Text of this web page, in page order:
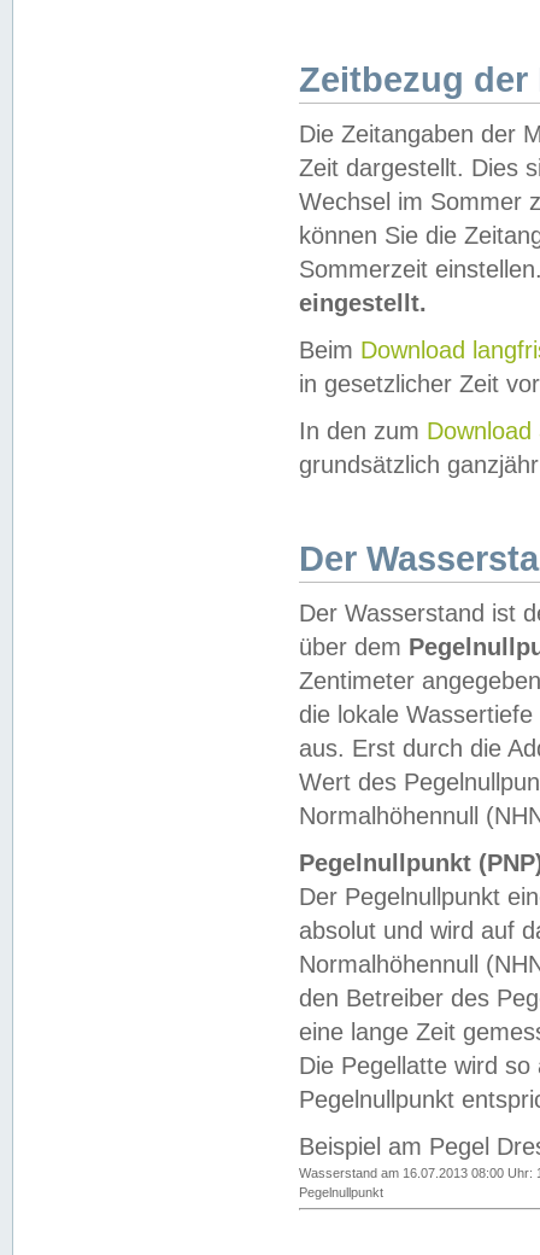
Zeitbezug der
Die Zeitangaben der
Zeit dargestellt. Dies
Wechsel im Sommer
können Sie die
Sommerzeit
eingestellt.
Beim Download
in gesetzlicher Zeit
In den zum Download
grundsätzlich
Der
Der Wasserstand ist
über dem
Zentimeter
die lokale
aus. Erst durch die
Wert des
Normalhöhennull
Pegelnullpunkt
Der Pegelnullpunkt
absolut und wird auf
Normalhöhennull
den Betreiber des
eine lange Zeit
Die Pegellatte wird
Pegelnullpunkt
Beispiel am Pegel
Wasserstand am 16.07.2013 08:00 Uhr:
Pegelnullpunkt